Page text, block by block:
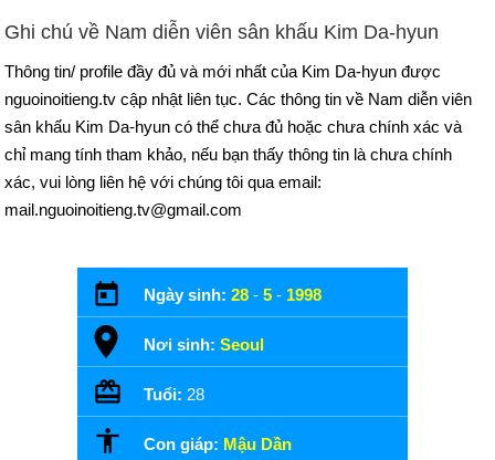
Ghi chú về Nam diễn viên sân khấu Kim Da-hyun
Thông tin/ profile đầy đủ và mới nhất của Kim Da-hyun được
nguoinoitieng.tv cập nhật liên tục. Các thông tin về Nam diễn viên
sân khấu Kim Da-hyun có thể chưa đủ hoặc chưa chính xác và
chỉ mang tính tham khảo, nếu bạn thấy thông tin là chưa chính
xác, vui lòng liên hệ với chúng tôi qua email:
mail.nguoinoitieng.tv@gmail.com
Ngày sinh: 28 - 5 - 1998
Nơi sinh: Seoul
Tuổi: 28
Con giáp: Mậu Dần